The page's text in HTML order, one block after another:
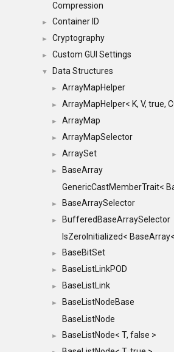
Compression
► Container ID
► Cryptography
► Custom GUI Settings
▼ Data Structures
► ArrayMapHelper
► ArrayMapHelper< K, V, true,
► ArrayMap
► ArrayMapSelector
► ArraySet
►
BaseArray
GenericCastMemberTrait<
► BaseArraySelector
►
BufferedBaseArraySelector
IsZeroInitialized< BaseArray<
► BaseBitSet
► BaseListLinkPOD
► BaseListLink
►
BaseListNodeBase
BaseListNode
► BaseListNode< T, false >